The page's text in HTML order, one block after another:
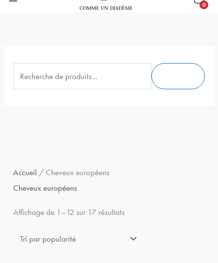
0
c
h
e
Accueil / Cheveux européens
Cheveux européens
Affichage de 1–12 sur 17 résultats